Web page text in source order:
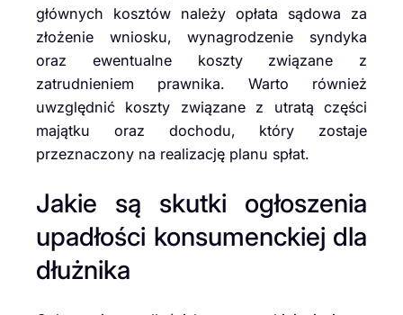
głównych kosztów należy opłata sądowa za
złożenie wniosku, wynagrodzenie syndyka
oraz ewentualne koszty związane z
zatrudnieniem prawnika. Warto również
uwzględnić koszty związane z utratą części
majątku oraz dochodu, który zostaje
przeznaczony na realizację planu spłat.
Jakie są skutki ogłoszenia
upadłości konsumenckiej dla
dłużnika